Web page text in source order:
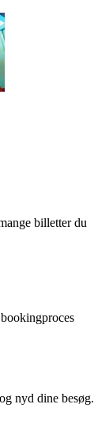
billetter du
nyd dine besøg.